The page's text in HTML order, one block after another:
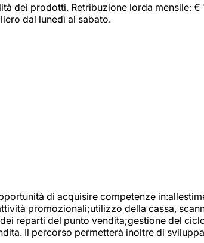
dei prodotti. Retribuzione lorda mensile: €
dal lunedì al sabato.
di acquisire competenze
promozionali;utilizzo della cassa,
reparti del punto vendita;gestione del
Il percorso permetterà inoltre di